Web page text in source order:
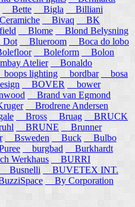
Bette Bigla
Billiani
Bivaq
BK
Blome Blond Belysning
Blueroom
Boca do lobo
Boleform
Bolon
Atelier
Bonaldo
boops lighting bordbar
bosa
BOVER
bower
Brand van Egmond
Brodrene Andersen
Bross Bruag
BRUCK
BRUNE
Brunner
Bsweden Buck
Bulbo
burgbad
Burkhardt
Werkhaus
BURRI
Busnelli
BUVETEX INT.
By Corporation